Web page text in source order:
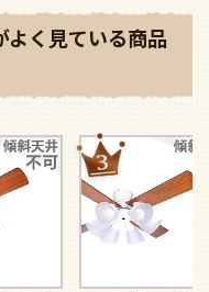
よく見ている商品